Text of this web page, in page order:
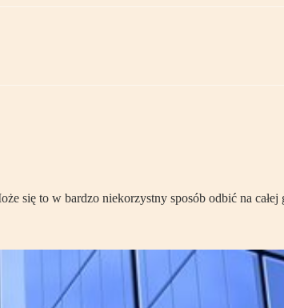
się to w bardzo niekorzystny sposób odbić na całej